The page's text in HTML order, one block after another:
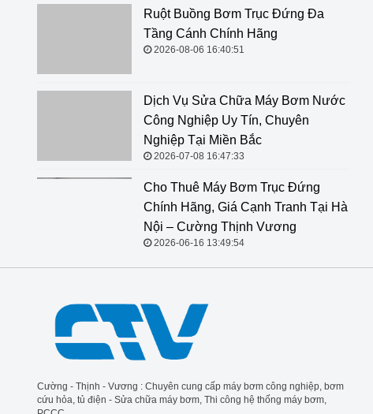
Ruột Buồng Bơm Trục Đứng Đa Tầng Cánh Chính
Dịch Vụ Sửa Chữa Máy Bơm Nước
Công Nghiệp Uy Tín, Chuyên
Nghiệp Tại Miền Bắc
2026-07-08 16:47:33
Cho Thuê Máy Bơm Trục Đứng
Chính Hãng, Giá Cạnh Tranh Tại Hà
Nội – Cường Thịnh Vương
2026-06-16 13:49:54
Cường - Thịnh - Vương : Chuyên cung cấp máy bơm công nghiệp, bơm
cứu hỏa, tủ điện - Sửa chữa máy bơm, Thi công hệ thống máy bơm,